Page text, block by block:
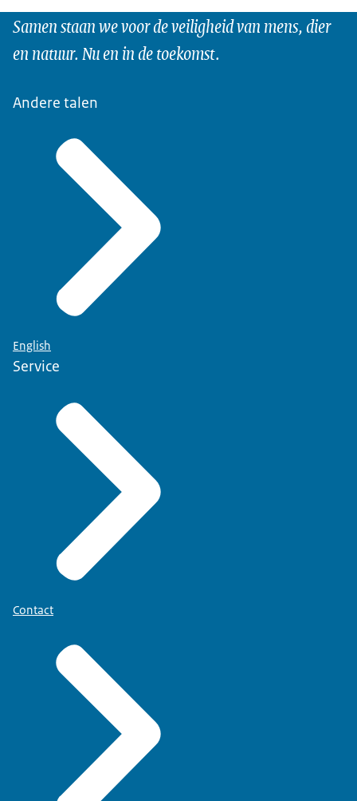
Samen staan we voor de veiligheid van mens, dier
en natuur. Nu en in de toekomst.
Andere talen
English
Service
Contact